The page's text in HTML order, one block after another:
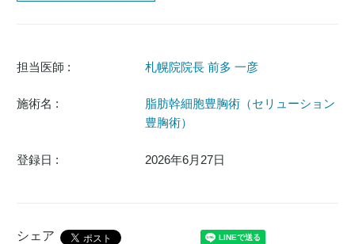
担当医師 : 札幌院院長 前多 一彦
施術名 :
脂肪幹細胞豊胸術（セリューション
豊胸術）
登録日 : 2026年6月27日
シェア